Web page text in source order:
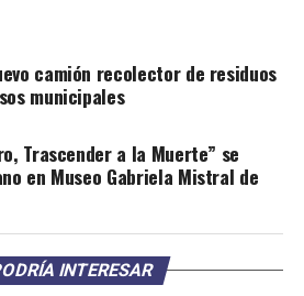
camión recolector de residuos
municipales
Trascender a la Muerte” se
en Museo Gabriela Mistral de
INTERESAR